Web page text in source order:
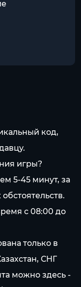
код,
игры?
5-45 минут, за
с 08:00 до
только в
СНГ
можно здесь -